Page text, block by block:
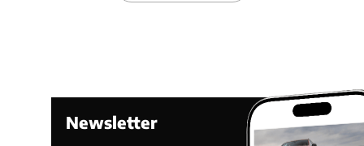
Newsletter